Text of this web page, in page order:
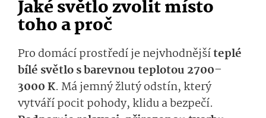
Jaké světlo zvolit místo
toho a proč
Pro domácí prostředí je nejvhodnějšíteplé
bílé světlo s barevnou teplotou 2700–
3000 K. Má jemný žlutý odstín, který
vytváří pocit pohody, klidu a bezpečí.